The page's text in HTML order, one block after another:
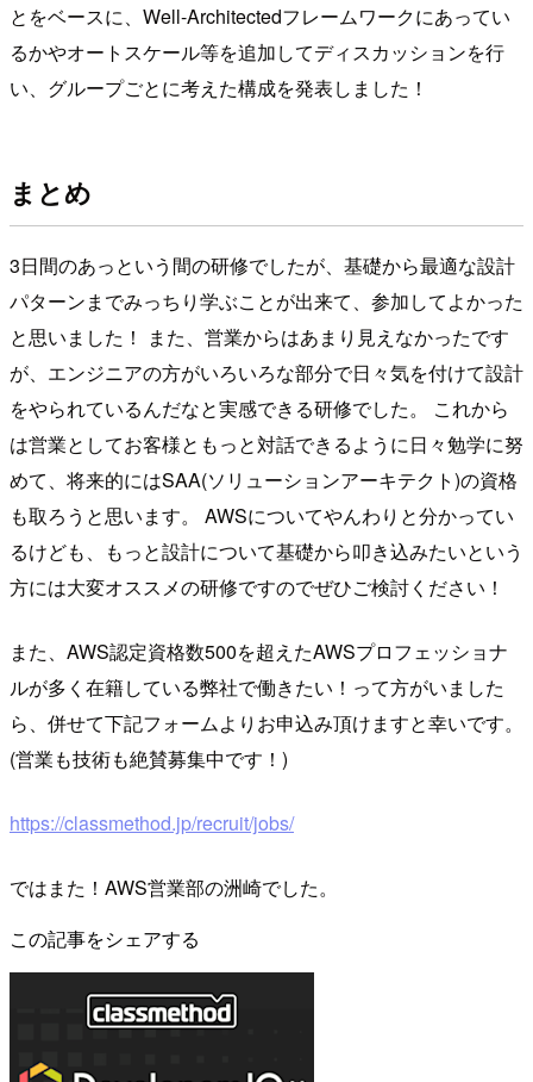
とをベースに、Well-Architectedフレームワークにあってい
るかやオートスケール等を追加してディスカッションを行
い、グループごとに考えた構成を発表しました！
まとめ
3日間のあっという間の研修でしたが、基礎から最適な設計
パターンまでみっちり学ぶことが出来て、参加してよかった
と思いました！ また、営業からはあまり見えなかったです
が、エンジニアの方がいろいろな部分で日々気を付けて設計
をやられているんだなと実感できる研修でした。 これから
は営業としてお客様ともっと対話できるように日々勉学に努
めて、将来的にはSAA(ソリューションアーキテクト)の資格
も取ろうと思います。 AWSについてやんわりと分かってい
るけども、もっと設計について基礎から叩き込みたいという
方には大変オススメの研修ですのでぜひご検討ください！
また、AWS認定資格数500を超えたAWSプロフェッショナ
ルが多く在籍している弊社で働きたい！って方がいました
ら、併せて下記フォームよりお申込み頂けますと幸いです。
(営業も技術も絶賛募集中です！)
https://classmethod.jp/recruit/jobs/
ではまた！AWS営業部の洲崎でした。
この記事をシェアする